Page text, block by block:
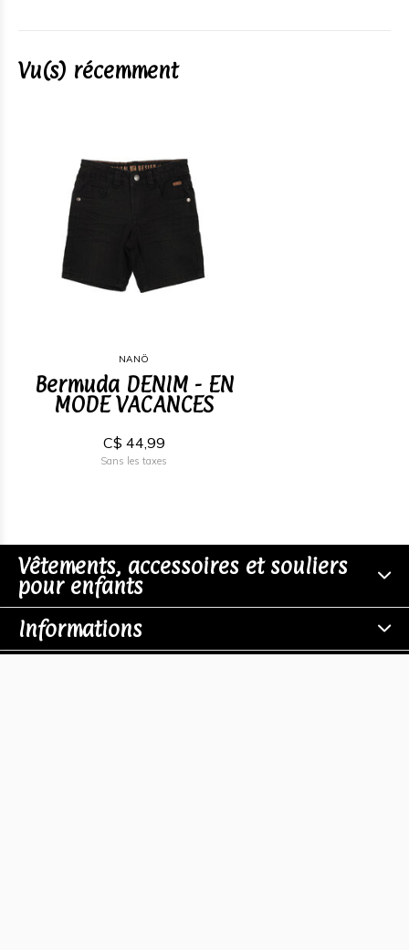
Vu(s) récemment
NANÖ
Bermuda DENIM - EN
MODE VACANCES
C$ 44,99
Sans les taxes
Vêtements, accessoires et souliers
pour enfants
Informations